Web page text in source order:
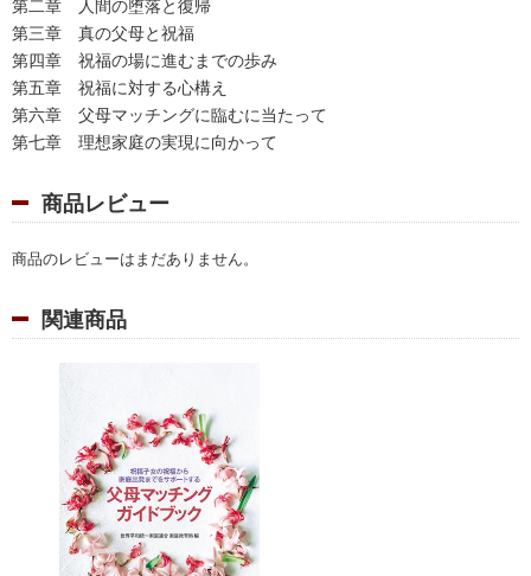
第二章 人間の堕落と復帰
第三章 真の父母と祝福
第四章 祝福の場に進むまでの歩み
第五章 祝福に対する心構え
第六章 父母マッチングに臨むに当たって
第七章 理想家庭の実現に向かって
商品レビュー
商品のレビューはまだありません。
関連商品